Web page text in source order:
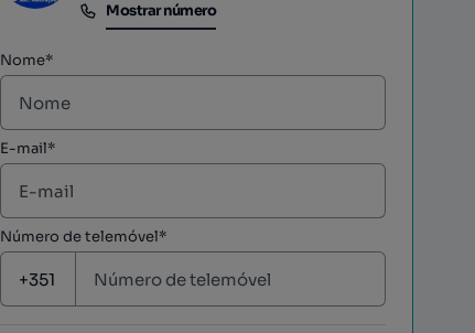
Mostrar número
Mostrar número
Nome*
E-mail*
Número de telemóvel*